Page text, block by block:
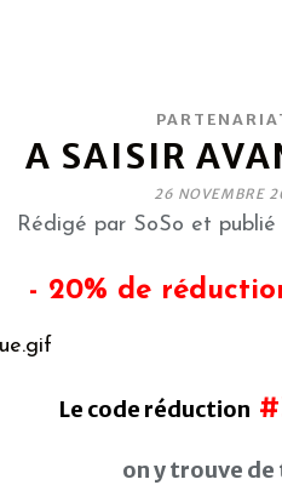
A SAISIR
26 NOVEMBRE
Rédigé par SoSo et
- 20% de
Le code réduction
on y trouve